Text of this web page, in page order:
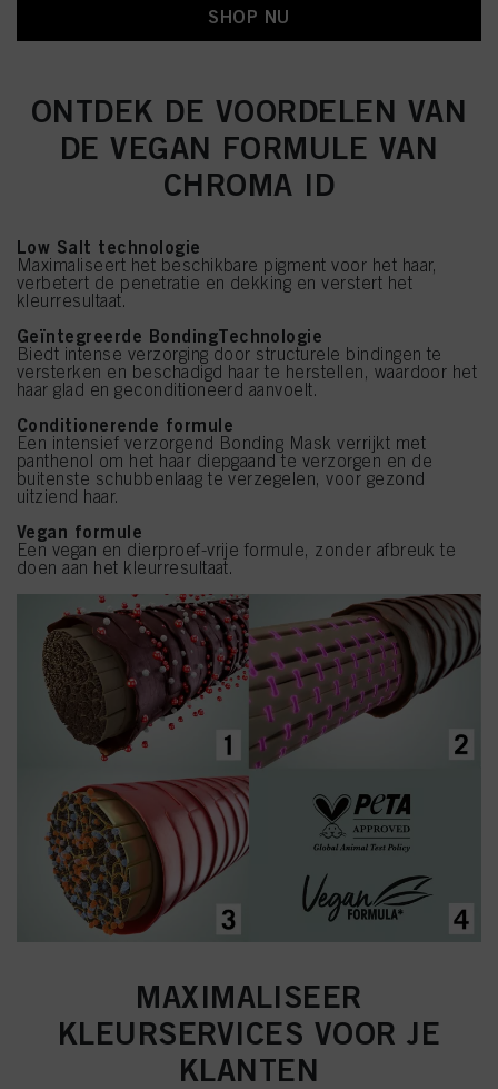
SHOP NU
ONTDEK DE VOORDELEN VAN
DE VEGAN FORMULE VAN
CHROMA ID
Low Salt technologie
Maximaliseert het beschikbare pigment voor het haar,
verbetert de penetratie en dekking en verstert het
kleurresultaat.
Geïntegreerde BondingTechnologie
Biedt intense verzorging door structurele bindingen te
versterken en beschadigd haar te herstellen, waardoor het
haar glad en geconditioneerd aanvoelt.
Conditionerende formule
Een intensief verzorgend Bonding Mask verrijkt met
panthenol om het haar diepgaand te verzorgen en de
buitenste schubbenlaag te verzegelen, voor gezond
uitziend haar.
Vegan formule
Een vegan en dierproef-vrije formule, zonder afbreuk te
doen aan het kleurresultaat.
MAXIMALISEER
KLEURSERVICES VOOR JE
KLANTEN